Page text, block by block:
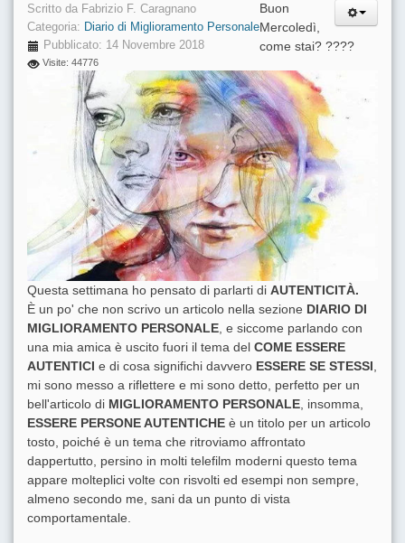
Scritto da Fabrizio F. Caragnano
Categoria: Diario di Miglioramento Personale
Pubblicato: 14 Novembre 2018
Visite: 44776
Buon
Mercoledì,
come stai? ????
Questa settimana ho pensato di parlarti di AUTENTICITÀ.
È un po' che non scrivo un articolo nella sezione DIARIO DI
MIGLIORAMENTO PERSONALE , e siccome parlando con
una mia amica è uscito fuori il tema del COME ESSERE
AUTENTICI e di cosa significhi davvero ESSERE SE STESSI
mi sono messo a riflettere e mi sono detto, perfetto per un
bell'articolo di MIGLIORAMENTO PERSONALE , insomma,
ESSERE PERSONE AUTENTICHE è un titolo per un articolo
tosto, poiché è un tema che ritroviamo affrontato
dappertutto, persino in molti telefilm moderni questo tema
appare molteplici volte con risvolti ed esempi non sempre,
almeno secondo me, sani da un punto di vista
comportamentale.